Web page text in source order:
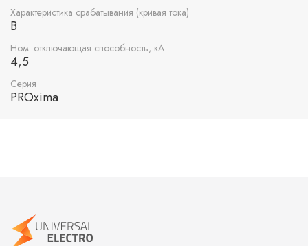
Характеристика срабатывания (кривая тока)
B
Ном. отключающая способность, кА
4,5
Серия
PROxima